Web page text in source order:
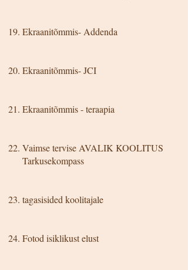
Ekraanitõmmis- Addenda
Ekraanitõmmis- JCI
Ekraanitõmmis - teraapia
Vaimse tervise AVALIK KOOLITUS
Tarkusekompass
tagasisided koolitajale
Fotod isiklikust elust